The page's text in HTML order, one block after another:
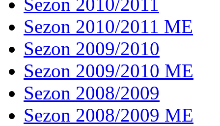
Sezon 2010/2011 ME
Sezon 2009/2010
Sezon 2009/2010 ME
Sezon 2008/2009
Sezon 2008/2009 ME